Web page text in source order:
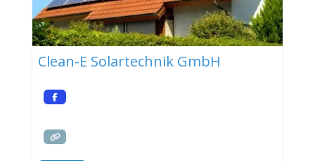
Clean-E Solartechnik GmbH